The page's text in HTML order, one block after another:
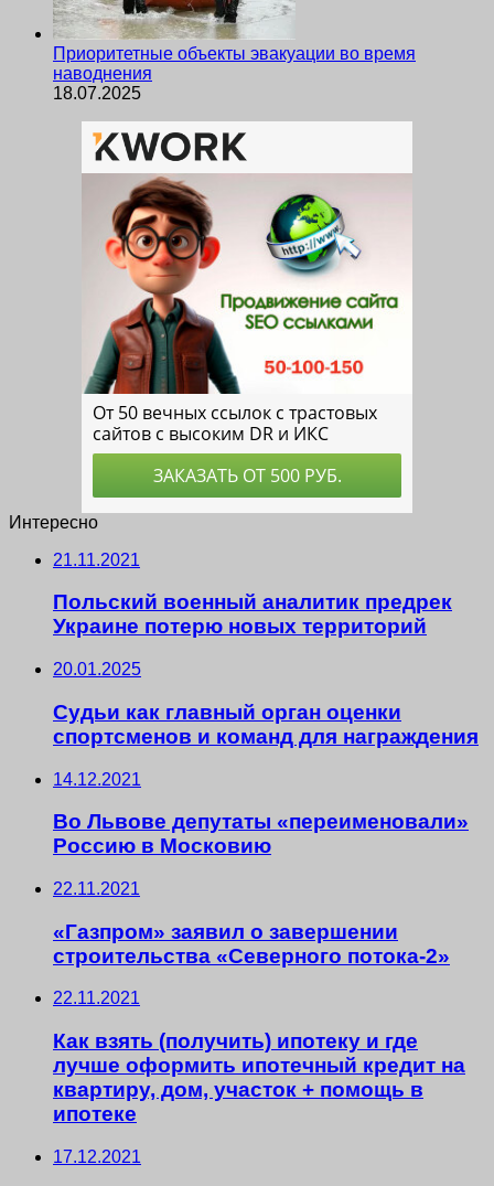
Приоритетные объекты эвакуации во время
наводнения
18.07.2025
Интересно
21.11.2021
Польский военный аналитик предрек
Украине потерю новых территорий
20.01.2025
Судьи как главный орган оценки
спортсменов и команд для награждения
14.12.2021
Во Львове депутаты «переименовали»
Россию в Московию
22.11.2021
«Газпром» заявил о завершении
строительства «Северного потока-2»
22.11.2021
Как взять (получить) ипотеку и где
лучше оформить ипотечный кредит на
квартиру, дом, участок + помощь в
ипотеке
17.12.2021